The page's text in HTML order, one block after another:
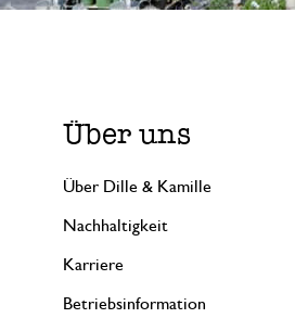
Über uns
Über Dille & Kamille
Nachhaltigkeit
Karriere
Betriebsinformation